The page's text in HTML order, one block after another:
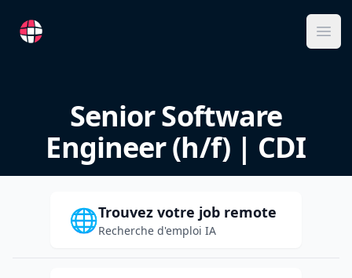
RemoteFR
Senior Software
Engineer (h/f) | CDI
🌐Trouvez votre job remote
Recherche d'emploi IA